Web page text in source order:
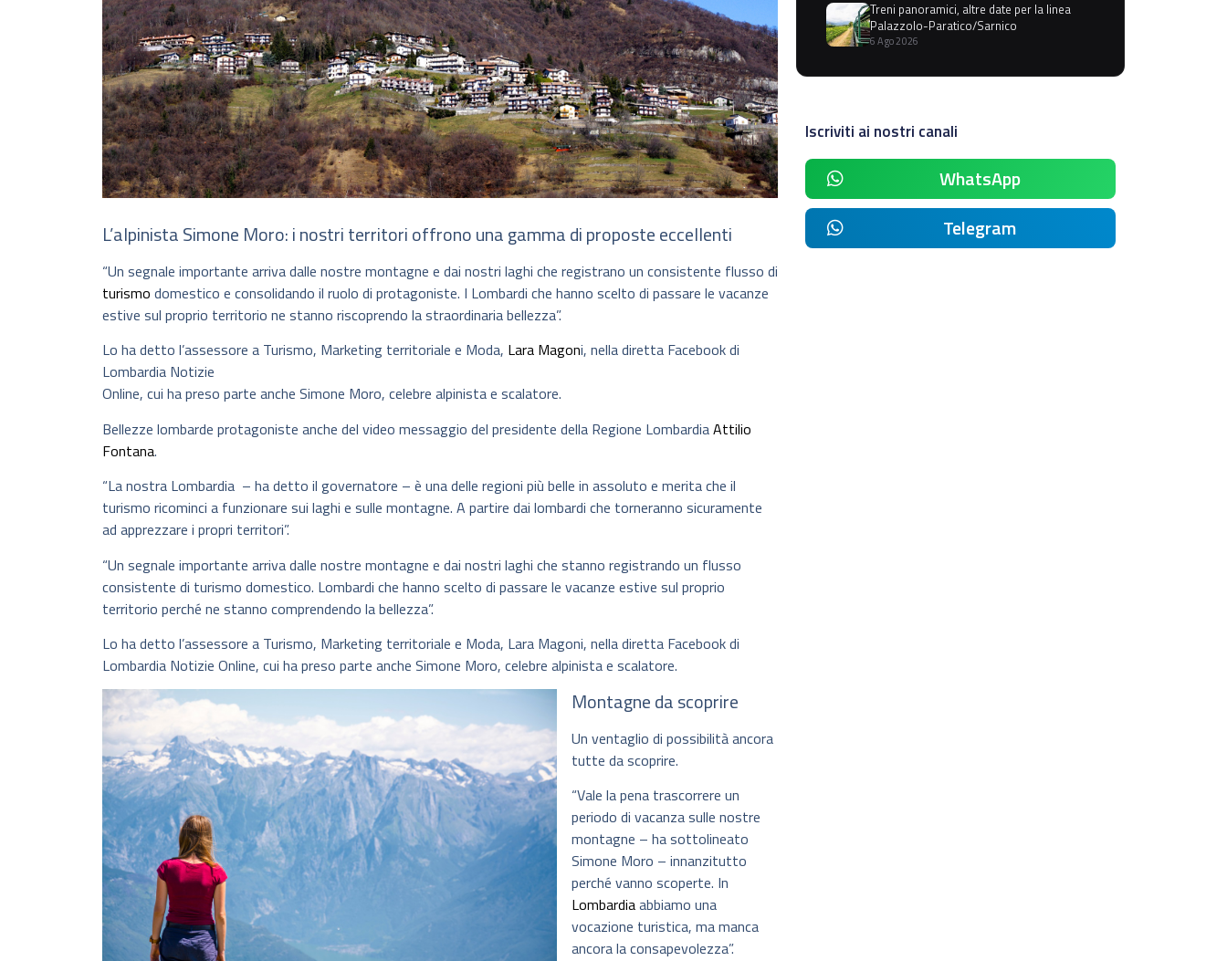
L’alpinista Simone Moro: i nostri territori offrono una gamma di proposte eccellenti
“Un segnale importante arriva dalle nostre montagne e dai nostri laghi che registrano un consistente flusso di
turismo domestico e consolidando il ruolo di protagoniste. I Lombardi che hanno scelto di passare le vacanze
estive sul proprio territorio ne stanno riscoprendo la straordinaria bellezza”.
Lo ha detto l’assessore a Turismo, Marketing territoriale e Moda, Lara Magoni, nella diretta Facebook di
Lombardia Notizie
Online, cui ha preso parte anche Simone Moro, celebre alpinista e scalatore.
Bellezze lombarde protagoniste anche del video messaggio del presidente della Regione LombardiaAttilio
Fontana.
“La nostra Lombardia – ha detto il governatore – è una delle regioni più belle in assoluto e merita che il
turismo ricominci a funzionare sui laghi e sulle montagne. A partire dai lombardi che torneranno sicuramente
ad apprezzare i propri territori”.
“Un segnale importante arriva dalle nostre montagne e dai nostri laghi che stanno registrando un flusso
consistente di turismo domestico. Lombardi che hanno scelto di passare le vacanze estive sul proprio
territorio perché ne stanno comprendendo la bellezza”.
Lo ha detto l’assessore a Turismo, Marketing territoriale e Moda, Lara Magoni, nella diretta Facebook di
Lombardia Notizie Online, cui ha preso parte anche Simone Moro, celebre alpinista e scalatore.
Montagne da scoprire
Un ventaglio di possibilità ancora
tutte da scoprire.
“Vale la pena trascorrere un
periodo di vacanza sulle nostre
montagne – ha sottolineato
Simone Moro – innanzitutto
perché vanno scoperte. In
Lombardiaabbiamo una
vocazione turistica, ma manca
ancora la consapevolezza”.
Treni panoramici, altre date per la linea
Palazzolo-Paratico/Sarnico
6 Ago 2026
Iscriviti ai nostri canali
WhatsApp
Telegram